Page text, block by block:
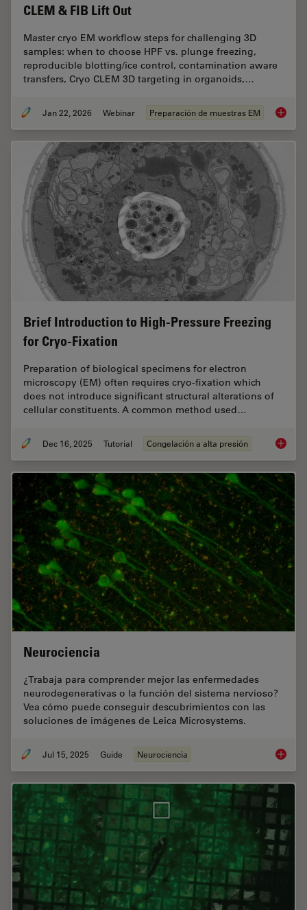
CLEM & FIB Lift Out
Master cryo EM workflow steps for challenging 3D
samples: when to choose HPF vs. plunge freezing,
reproducible blotting/ice control, contamination aware
transfers, Cryo CLEM 3D targeting in organoids,…
Jan 22, 2026 Webinar Preparación de muestras EM High-
Brief Introduction to High-Pressure Freezing
for Cryo-Fixation
Preparation of biological specimens for electron
microscopy (EM) often requires cryo-fixation which
does not introduce significant structural alterations of
cellular constituents. A common method used…
Dec 16, 2025 Tutorial Congelación a alta presión Brief
Neurociencia
¿Trabaja para comprender mejor las enfermedades
neurodegenerativas o la función del sistema nervioso?
Vea cómo puede conseguir descubrimientos con las
soluciones de imágenes de Leica Microsystems.
Jul 15, 2025 Guide Neurociencia